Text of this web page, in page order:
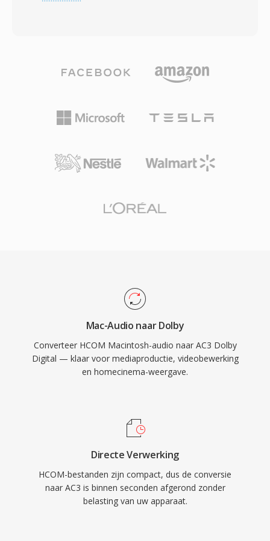
van de originele Macintosh-geluidshardware.
Tools als SoX behouden HCOM-
gearchiveerde opnames tientallen jaren later
praktische voordelen voor preserveringswerk:
lossless compressie die de oorspronkelijke
Huffman-tabel ingebed in elk bestand voor
informatie onder de waarnemingsdrempel van
compacte bestanden oplevert zonder
merkbaar kwaliteitsverlies. AC3 werd de
wordt veel gebruikt op Blu-ray-schijven, bij
meerkanaals surroundmogelijkheid, die
televisie-inhoud. De wijdverspreide
ondersteuning voor hardwaredecoders in
receivers, tv-apparaten en settopboxen zorgt
ervoor dat AC3-audio betrouwbaar kan worden
afgespeeld op één enorm aantal
Mac-Audio naar Dolby
Converteer HCOM Macintosh-audio naar AC3 Dolby
Digital — klaar voor mediaproductie, videobewerking
en homecinema-weergave.
Directe Verwerking
HCOM-bestanden zijn compact, dus de conversie
naar AC3 is binnen seconden afgerond zonder
belasting van uw apparaat.